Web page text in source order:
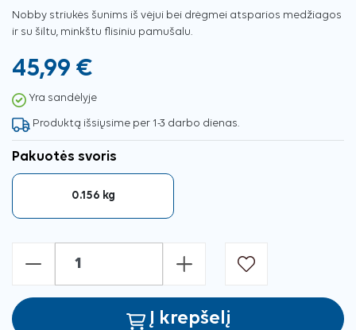
Nobby striukės šunims iš vėjui bei drėgmei atsparios medžiagos
ir su šiltu, minkštu flisiniu pamušalu.
45,99 €
Yra sandėlyje
Produktą išsiųsime per 1-3 darbo dienas.
Pakuotės svoris
0.156 kg
- +
Į krepšelį